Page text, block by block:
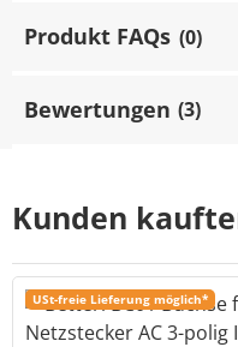
Produkt FAQs (0)
Bewertungen (3)
Kunden
USt-freie Lieferung möglich*